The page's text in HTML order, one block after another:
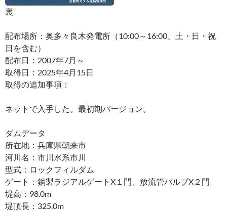
裏
配布場所：奥多々良木発電所（10:00～16:00、土・日・祝
日を含む）
配布日：2007年7月～
取得日：2025年4月15日
取得の追加事項：
ネットで入手した。最初期バージョン。
ダムデータ
所在地：兵庫県朝来市
河川名：市川水系市川
型式：ロックフィルダム
ゲート：鋼製ラジアルゲートX１門、放流管バルブX２門
堤高：98.0m
堤頂長：325.0m